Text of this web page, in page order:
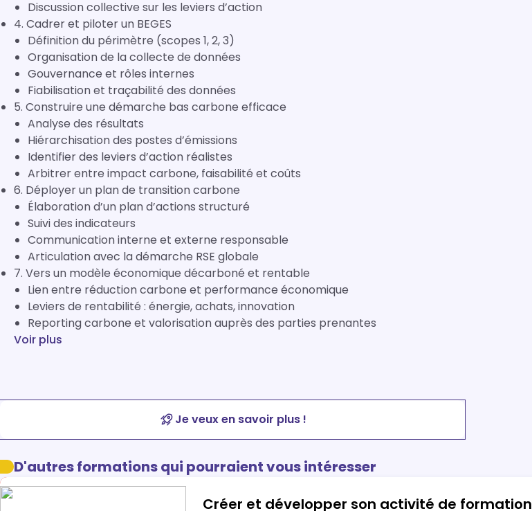
Discussion collective sur les leviers d’action
4. Cadrer et piloter un BEGES
Définition du périmètre (scopes 1, 2, 3)
Organisation de la collecte de données
Gouvernance et rôles internes
Fiabilisation et traçabilité des données
5. Construire une démarche bas carbone efficace
Analyse des résultats
Hiérarchisation des postes d’émissions
Identifier des leviers d’action réalistes
Arbitrer entre impact carbone, faisabilité et coûts
6. Déployer un plan de transition carbone
Élaboration d’un plan d’actions structuré
Suivi des indicateurs
Communication interne et externe responsable
Articulation avec la démarche RSE globale
7. Vers un modèle économique décarboné et rentable
Lien entre réduction carbone et performance économique
Leviers de rentabilité : énergie, achats, innovation
Reporting carbone et valorisation auprès des parties prenantes
Voir plus
Je veux en savoir plus !
D'autres formations qui pourraient vous intéresser
Créer et développer son activité de formation